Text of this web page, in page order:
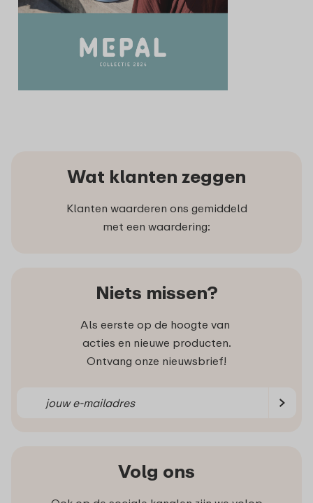
Wat klanten zeggen
Klanten waarderen ons gemiddeld
met een waardering:
Niets missen?
Als eerste op de hoogte van
acties en nieuwe producten.
Ontvang onze nieuwsbrief!
Volg ons